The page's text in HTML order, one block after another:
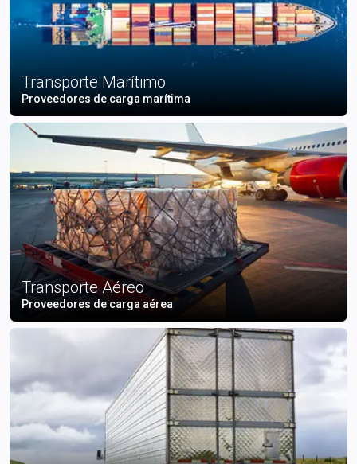
Transporte Marítimo
Proveedores de carga marítima
Transporte Aéreo
Proveedores de carga aérea